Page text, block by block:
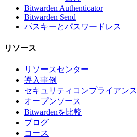
Bitwarden Authenticator
Bitwarden Send
パスキーとパスワードレス
リソース
リソースセンター
導入事例
セキュリティコンプライアンス
オープンソース
Bitwardenを比較
ブログ
コース